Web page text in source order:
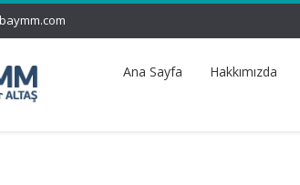
Ana Sayfa Hakkımızda